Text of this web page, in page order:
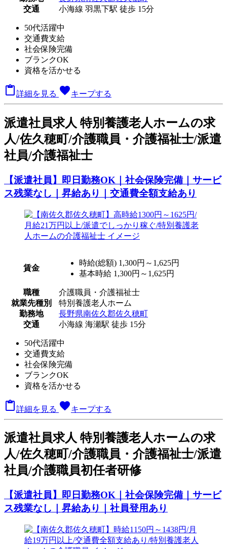
交通
小海線 羽黒下駅 徒歩 15分
50代活躍中
交通費支給
社会保険完備
ブランクOK
資格を活かせる
詳細を見る favoriteキープする
派遣社員求人 特別養護老人ホームの求
人/佐久穂町/介護職員・介護福祉士/派遣
社員/介護福祉士
【派遣社員】即日勤務OK｜社会保険完備｜サービ
ス残業なし｜昇給あり｜交通費全額支給あり
賃金
時給(総額) 1,300円～1,625円
基本時給 1,300円～1,625円
職種
介護職員・介護福祉士
就業先種別
特別養護老人ホーム
勤務地
長野県南佐久郡佐久穂町
交通
小海線 海瀬駅 徒歩 15分
50代活躍中
交通費支給
社会保険完備
ブランクOK
資格を活かせる
詳細を見る favoriteキープする
派遣社員求人 特別養護老人ホームの求
人/佐久穂町/介護職員・介護福祉士/派遣
社員/介護職員初任者研修
【派遣社員】即日勤務OK｜社会保険完備｜サービ
ス残業なし｜昇給あり｜社員登用あり